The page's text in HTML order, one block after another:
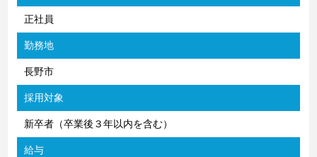
正社員
勤務地
長野市
採用対象
新卒者（卒業後３年以内を含む）
給与